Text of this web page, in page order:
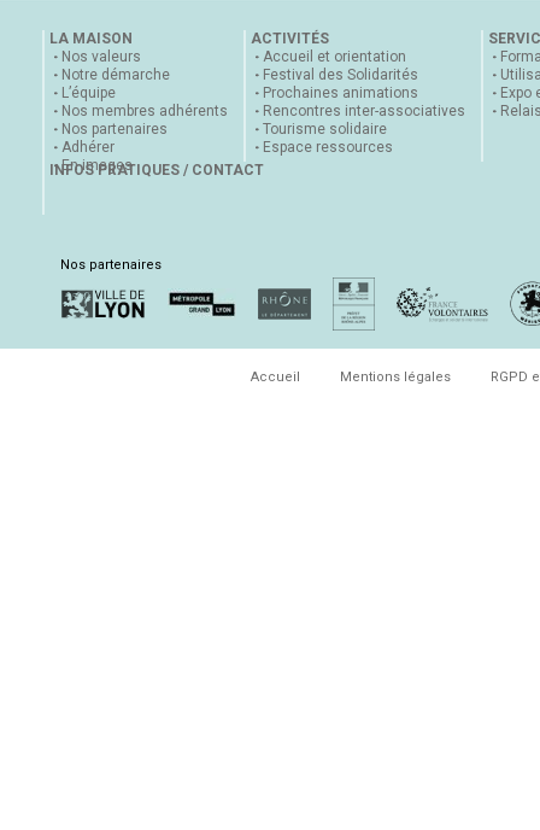
LA MAISON
Nos valeurs
Notre démarche
L’équipe
Nos membres adhérents
Nos partenaires
Adhérer
En images
ACTIVITÉS
Accueil et orientation
Festival des Solidarités
Prochaines animations
Rencontres inter-associatives
Tourisme solidaire
Espace ressources
Expo
INFOS PRATIQUES / CONTACT
Nos partenaires
Accueil Mentions légales RGPD